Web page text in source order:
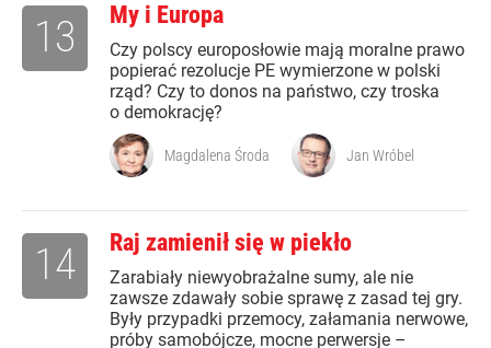
My i Europa
Czy polscy europosłowie mają moralne prawo
popierać rezolucje PE wymierzone w polski
rząd? Czy to donos na państwo, czy troska
o demokrację?
13
Magdalena Środa Jan Wróbel
Raj zamienił się w piekło
Zarabiały niewyobrażalne sumy, ale nie
zawsze zdawały sobie sprawę z zasad tej gry.
Były przypadki przemocy, załamania nerwowe,
próby samobójcze, mocne perwersje –
14